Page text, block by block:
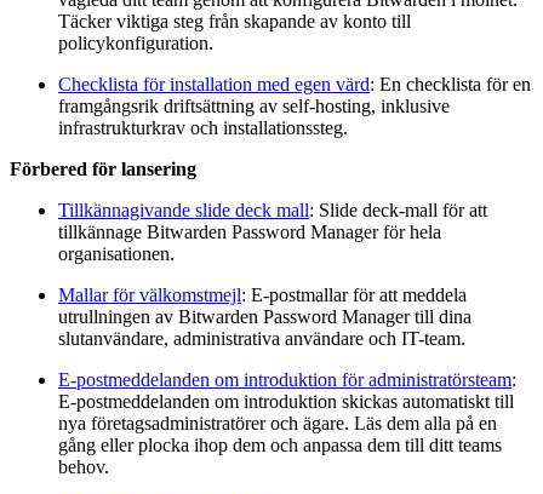
Täcker viktiga steg från skapande av konto till
policykonfiguration.
Checklista för installation med egen värd: En checklista för en
framgångsrik driftsättning av self-hosting, inklusive
infrastrukturkrav och installationssteg.
Förbered för lansering
Tillkännagivande slide deck mall: Slide deck-mall för att
tillkännage Bitwarden Password Manager för hela
organisationen.
Mallar för välkomstmejl: E-postmallar för att meddela
utrullningen av Bitwarden Password Manager till dina
slutanvändare, administrativa användare och IT-team.
E-postmeddelanden om introduktion för administratörsteam:
E-postmeddelanden om introduktion skickas automatiskt till
nya företagsadministratörer och ägare. Läs dem alla på en
gång eller plocka ihop dem och anpassa dem till ditt teams
behov.